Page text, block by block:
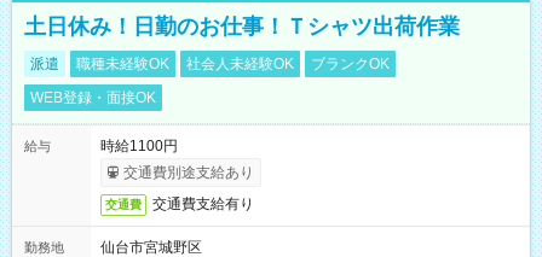
土日休み！日勤のお仕事！Ｔシャツ出荷作業
派遣 職種未経験OK 社会人未経験OK
ブランクOK
WEB登録・面接OK
給与
時給1100円
交通費別途支給あり
交通費 交通費支給有り
勤務地
仙台市宮城野区